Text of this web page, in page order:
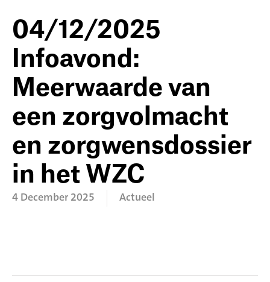
04/12/2025
Infoavond:
Meerwaarde van
een zorgvolmacht
en zorgwensdossier
in het WZC
4 December 2025 Actueel